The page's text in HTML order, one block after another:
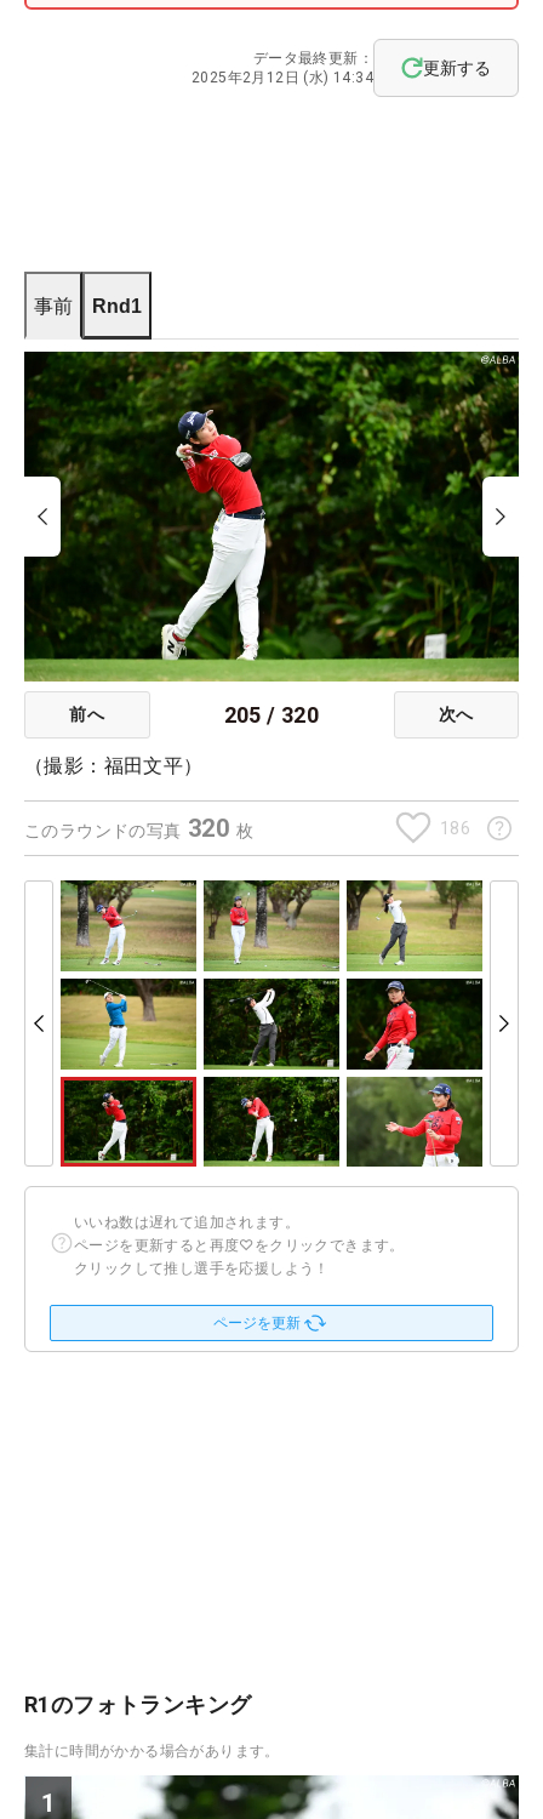
データ最終更新：
2025年2月12日 (水) 14:34
更新する
事前 Rnd1
前へ 205 / 320 次へ
（撮影：福田文平）
このラウンドの写真 320 枚 186
いいね数は遅れて追加されます。
ページを更新すると再度♡をクリックできます。
クリックして推し選手を応援しよう！
ページを更新
R1のフォトランキング
集計に時間がかかる場合があります。
1